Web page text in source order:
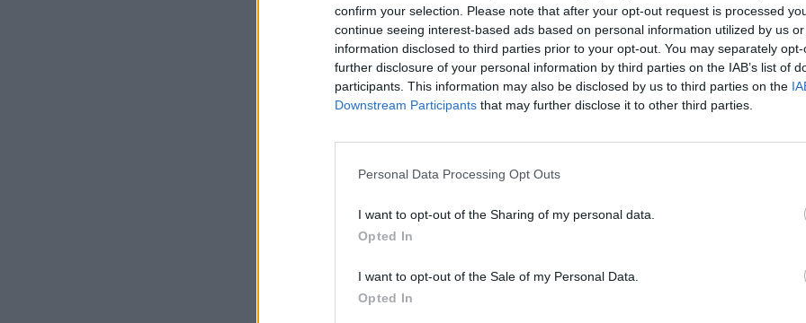
confirm your selection. Please note that after your opt-out request is processed
continue seeing interest-based ads based on personal information utilized by us
information disclosed to third parties prior to your opt-out. You may separately
further disclosure of your personal information by third parties on the IAB’s list of
participants. This information may also be disclosed by us to third parties on the
Downstream Participants that may further disclose it to other third parties.
Personal Data Processing Opt Outs
I want to opt-out of the Sharing of my personal data.
Opted In
I want to opt-out of the Sale of my Personal Data.
Opted In